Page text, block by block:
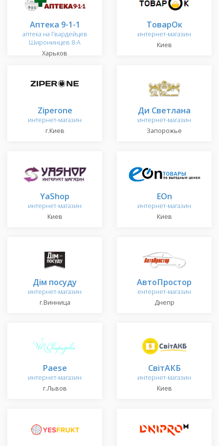
Аптека 9-1-1
аптека на Гвардейцев
Широнинцев 8-А
Харьков
ТоварОк
интернет-магазин
Киев
Ziperone
интернет-магазин
г.Киев
Ди Светлана
интернет-магазин
Запорожье
YaShop
интернет-магазин
Киев
EOn
интернет-магазин
Киев
Дім посуду
интернет-магазин
г.Винница
АвтоПростор
ентернет-магазин
Днепр
Paese
интернет-магазин
г.Львов
СвітАКБ
интернет-магазин
Киев